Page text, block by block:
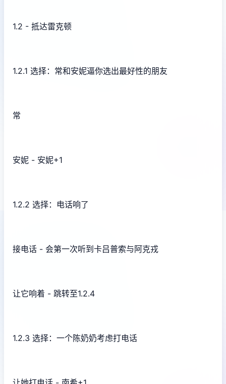
1.2 - 抵达雷克顿
1.2.1 选择：常和安妮逼你选出最好性的朋友
常
安妮 - 安妮+1
1.2.2 选择：电话响了
接电话 - 会第一次听到卡吕普索与阿克戎
让它响着 - 跳转至1.2.4
1.2.3 选择：一个陈奶奶考虑打电话